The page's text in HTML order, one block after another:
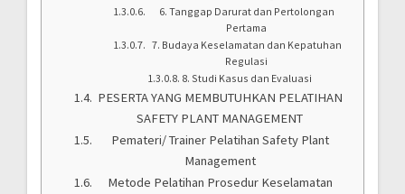
6. Tanggap Darurat dan Pertolongan
Pertama
7. Budaya Keselamatan dan Kepatuhan
Regulasi
8. Studi Kasus dan Evaluasi
PESERTA YANG MEMBUTUHKAN PELATIHAN
SAFETY PLANT MANAGEMENT
Pemateri/ Trainer Pelatihan Safety Plant
Management
Metode Pelatihan Prosedur Keselamatan